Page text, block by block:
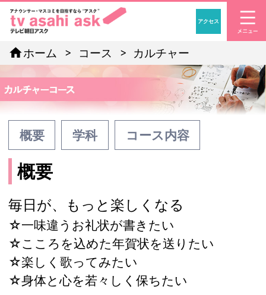
「アナウンサー・マ
アクセス
homeホーム コース カルチャー
概要 学科 コース内容
概要
毎日が、もっと楽しくなる
☆一味違うお礼状が書きたい
☆こころを込めた年賀状を送りたい
☆楽しく歌ってみたい
☆身体と心を若々しく保ちたい